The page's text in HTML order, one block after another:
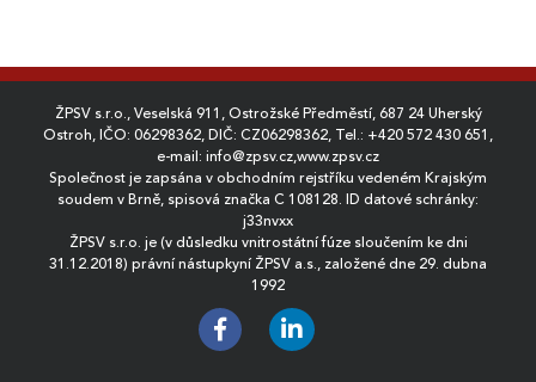
ŽPSV s.r.o., Veselská 911, Ostrožské Předměstí, 687 24 Uherský
Ostroh, IČO: 06298362, DIČ: CZ06298362, Tel.: +420 572 430 651 ,
e-mail: info@zpsv.cz,www.zpsv.cz
Společnost je zapsána v obchodním rejstříku vedeném Krajským
soudem v Brně, spisová značka C 108128. ID datové schránky:
j33nvxx
ŽPSV s.r.o. je (v důsledku vnitrostátní fúze sloučením ke dni
31.12.2018) právní nástupkyní ŽPSV a.s., založené dne 29. dubna
1992